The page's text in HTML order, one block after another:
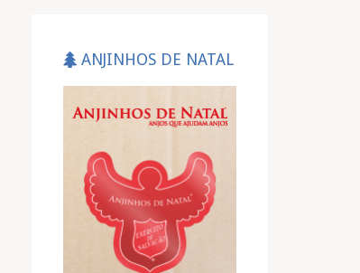
ANJINHOS DE NATAL